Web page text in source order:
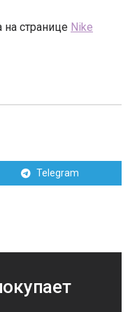
на странице Nike
Telegram